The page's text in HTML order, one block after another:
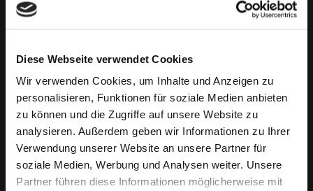
Diese Webseite verwendet Cookies
Wir verwenden Cookies, um Inhalte und Anzeigen zu
personalisieren, Funktionen für soziale Medien anbieten
zu können und die Zugriffe auf unsere Website zu
analysieren. Außerdem geben wir Informationen zu Ihrer
Verwendung unserer Website an unsere Partner für
soziale Medien, Werbung und Analysen weiter. Unsere
Partner führen diese Informationen möglicherweise mit
informiert.
Widerruf Ihrer Einwilligung zur Datenverarbeitung
Viele Datenverarbeitungsvorgänge sind nur mit
Ihrer ausdrücklichen Einwilligung möglich. Sie
können eine bereits erteilte Einwilligung jederzeit
widerrufen. Die Rechtmäßigkeit der bis zum
Widerruf erfolgten Datenverarbeitung bleibt vom